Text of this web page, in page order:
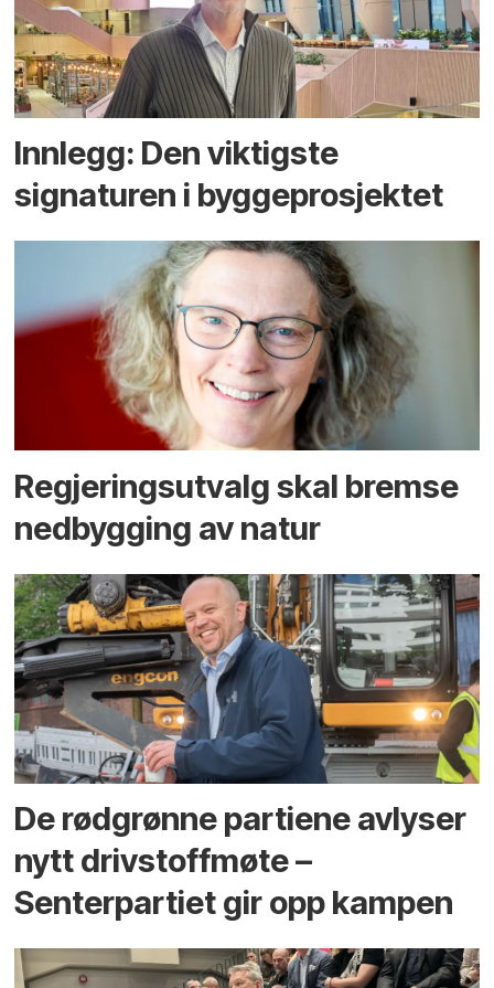
Innlegg: Den viktigste
signaturen i bygge­­prosjektet
Regjerings­utvalg skal bremse
ned­bygging av natur
De rødgrønne partiene avlyser
nytt drivstoffmøte –
Senterpartiet gir opp kampen